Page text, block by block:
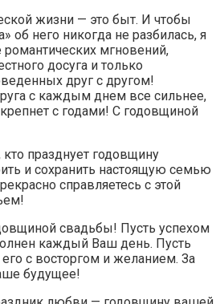
жизни — это быт. И чтобы
об него никогда не разбилась, я
мгновений,
досуга и только
друг с другом!
с каждым днем все сильнее,
с годами! С годовщиной
празднует годовщину
и сохранить настоящую семью
справляетесь с этой
свадьбы! Пусть успехом
каждый Ваш день. Пусть
с восторгом и желанием. За
будущее!